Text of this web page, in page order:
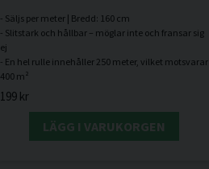
- Säljs per meter | Bredd: 160 cm
- Slitstark och hållbar – möglar inte och fransar sig
ej
- En hel rulle innehåller 250 meter, vilket motsvarar
199 kr
LÄGG I VARUKORGEN